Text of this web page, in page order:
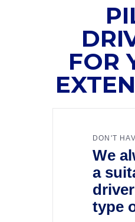
FOR
DON'T
We
a
type